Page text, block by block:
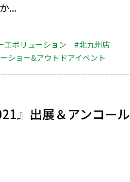
...
エボリューション
#北九州店
ショー&アウトドアイベント
』出展＆アンコール